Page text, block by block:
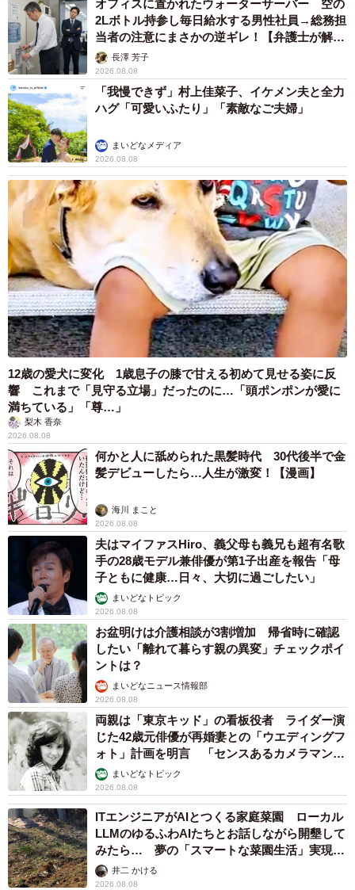
オフィスに置かれたウォーターサーバー 空の
2Lボトル持参し毎日給水する男性社員→総務担
当者の注意にまさかの逆ギレ！【弁護士が解
説】長澤 芳子
2026.08.08
「我慢できず」村上佳菜子、イケメン夫と全力
ハグ「可愛いふたり」「素敵なご夫婦」
まいどなメディア
2026.08.08
12歳の愛犬に変化 1歳息子の膝で甘える初めて見せる姿に反
響 これまで「見守る立場」だったのに…「頭ポンポンが愛に
満ちている」「尊…」
梨木 香奈
2026.08.08
何かと人に舐められた黒髪時代 30代後半で金
髪デビューしたら…人生が激変！【漫画】
海川 まこと
2026.08.08
夫はマイファスHiro、義父母も義兄も超有名歌
手の28歳モデル兼俳優が第1子出産を報告「母
子ともに健康…日々、大切に過ごしたい」
まいどなトピック
2026.08.08
お盆明けは介護相談が3割増加 帰省時に確認
したい「離れて暮らす親の異変」チェックポイ
ントは？
まいどなニュース情報部
2026.08.08
両親は「東京キッド」の看板役者 ライダー演
じた42歳元俳優が再婚妻との「ウエディングフ
ォト」計画を明言 「センスあるカメラマン求
む」まいどなトピック
2026.08.08
ITエンジニアがAIとつくる家庭菜園 ローカル
LLMのゆるふわAIたちとお話しながら開墾して
みたら… 夢の「スマートな菜園生活」実現な
るか井二 かける
2026.08.08